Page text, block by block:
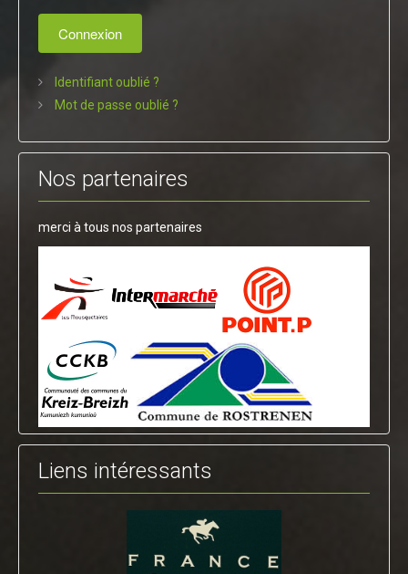
Connexion
Identifiant oublié ?
Mot de passe oublié ?
Nos partenaires
merci à tous nos partenaires
Liens intéressants